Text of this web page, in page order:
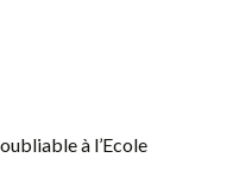
à l’Ecole